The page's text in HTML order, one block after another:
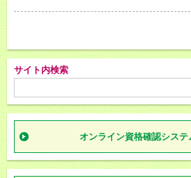
サイト内検索
オンライン資格確認システ